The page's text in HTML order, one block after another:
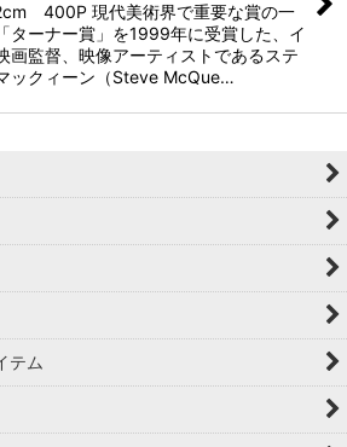
400P 現代美術界で重要な賞の一
ターナー賞」を1999年に受賞した、イ
画監督、映像アーティストであるステ
ックィーン（Steve McQue…
テム